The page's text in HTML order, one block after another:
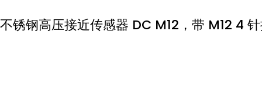
不锈钢高压接近传感器 DC M12，带 M12 4